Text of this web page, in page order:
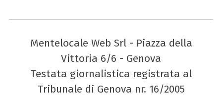
Mentelocale Web Srl - Piazza della
Vittoria 6/6 - Genova
Testata giornalistica registrata al
Tribunale di Genova nr. 16/2005